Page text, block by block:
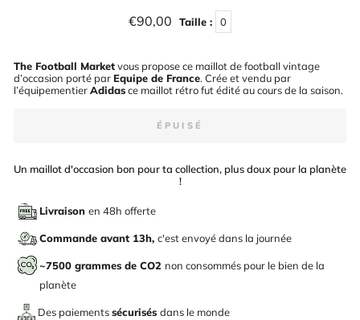
Prix
régulier
€90,00 Taille : 0
The Football Marketvous propose ce maillot de football vintage
d’occasion porté par Equipe de France. Crée et vendu par
l’équipementierAdidasce maillot rétro fut édité au cours de la saison.
ÉPUISÉ
Un maillot d'occasion bon pour ta collection, plus doux pour la planète
!
Livraison en 48h offerte
Commande avant 13h, c'est envoyé dans la journée
~7500 grammes de CO2 non consommés pour le bien de la
planète
Des paiementssécurisés dans le monde